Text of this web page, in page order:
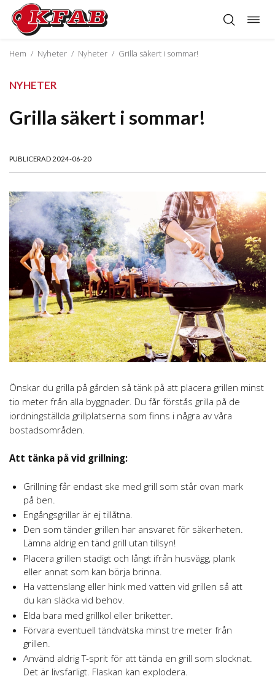
Hoppa
innehåll
Hem / Nyheter / Nyheter / Grilla säkert i sommar!
NYHETER
Grilla säkert i sommar!
PUBLICERAD 2024-06-20
Önskar du grilla på gården så tänk på att placera grillen minst
tio meter från alla byggnader. Du får förstås grilla på de
iordningställda grillplatserna som finns i några av våra
bostadsområden.
Att tänka på vid grillning:
Grillning får endast ske med grill som står ovan mark
på ben.
Engångsgrillar är ej tillåtna.
Den som tänder grillen har ansvaret för säkerheten.
Lämna aldrig en tänd grill utan tillsyn!
Placera grillen stadigt och långt ifrån husvägg, plank
eller annat som kan börja brinna.
Ha vattenslang eller hink med vatten vid grillen så att
du kan släcka vid behov.
Elda bara med grillkol eller briketter.
Förvara eventuell tändvätska minst tre meter från
grillen.
Använd aldrig T-sprit för att tända en grill som slocknat.
Det är livsfarligt. Flaskan kan explodera.